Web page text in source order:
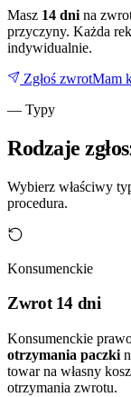
Masz 14 dni na
przyczyny. Każda
indywidualnie.
Zgłoś zwrotMam
— Typy
Rodzaje
Wybierz właściwy
procedura.
Konsumenckie
Zwrot 14 dni
Konsumenckie
otrzymania paczki
towar na własny
otrzymania zwrotu.